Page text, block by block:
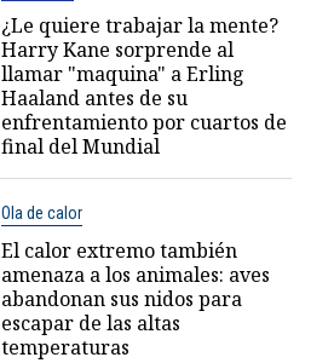
¿Le quiere trabajar la mente?
Harry Kane sorprende al
llamar "maquina" a Erling
Haaland antes de su
enfrentamiento por cuartos de
final del Mundial
Ola de calor
El calor extremo también
amenaza a los animales: aves
abandonan sus nidos para
escapar de las altas
temperaturas